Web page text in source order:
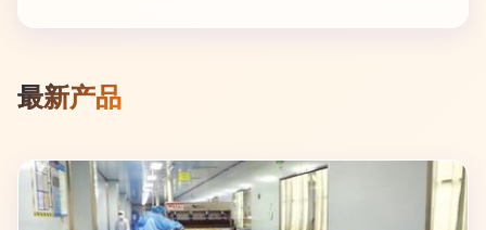
最新产品